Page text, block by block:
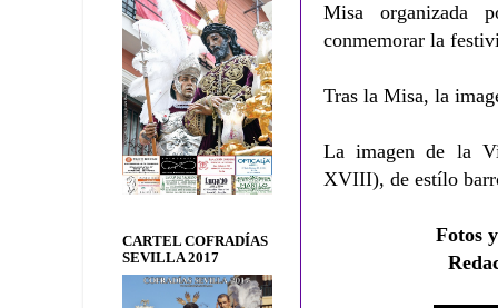
Misa organizada
conmemorar la
Tras la Misa, la
La imagen de la
XVIII), de estílo
Fotos
CARTEL COFRADÍAS
SEVILLA 2017